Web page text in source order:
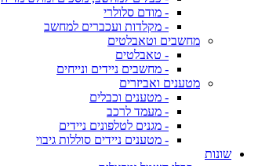
- מודם סלולרי
- מקלדות ועכברים למחשב
מחשבים וטאבלטים
- טאבלטים
- מחשבים ניידים ונייחים
מטענים ואביזרים
- מטענים וכבלים
- מעמד לרכב
- מגנים לטלפונים ניידים
- מטענים ניידים סוללות גיבוי
שונות